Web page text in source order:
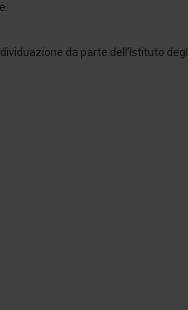
da parte dell’Istituto